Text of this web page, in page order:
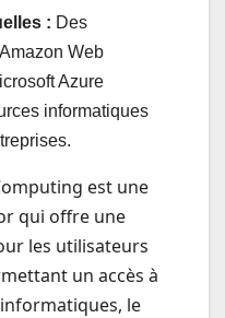
: Des
Web
Azure
informatiques
est une
qui offre une
les utilisateurs
un accès à
le